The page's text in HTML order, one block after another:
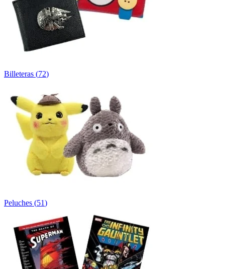
Billeteras (72)
Peluches (51)